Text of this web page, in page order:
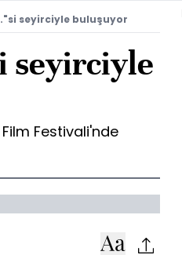
seyirciyle buluşuyor
seyirciyle
Festivali'nde